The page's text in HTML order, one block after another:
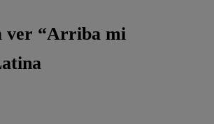
ver “Arriba mi